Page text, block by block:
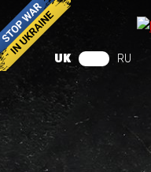
UK RU